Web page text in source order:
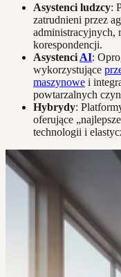
Asystenci ludzcy:
zatrudnieni przez
administracyjnych,
korespondencji.
Asystenci AI:
wykorzystujące
maszynowe i
powtarzalnych
Hybrydy:
oferujące
technologii i